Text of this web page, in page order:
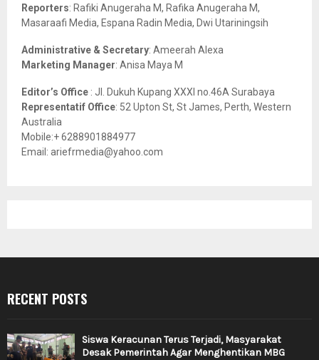
Reporters: Rafiki Anugeraha M, Rafika Anugeraha M,
Masaraafi Media, Espana Radin Media, Dwi Utariningsih
Administrative & Secretary: Ameerah Alexa
Marketing Manager: Anisa Maya M
Editor’s Office : Jl. Dukuh Kupang XXXI no.46A Surabaya
Representatif Office: 52 Upton St, St James, Perth, Western
Australia
Mobile:+ 6288901884977
Email: ariefrmedia@yahoo.com
RECENT POSTS
Siswa Keracunan Terus Terjadi, Masyarakat
Desak Pemerintah Agar Menghentikan MBG